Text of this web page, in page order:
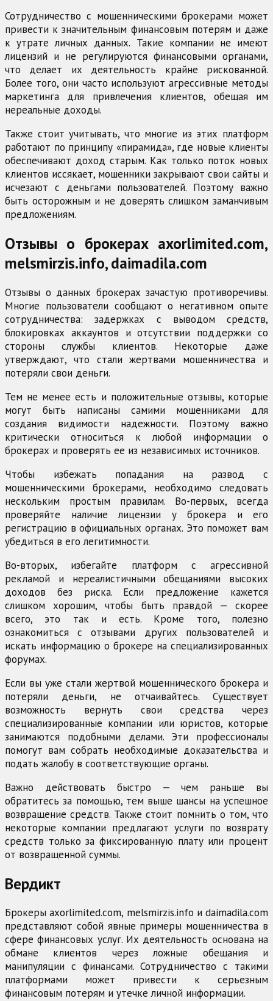
Сотрудничество с мошенническими брокерами может
привести к значительным финансовым потерям и даже
к утрате личных данных. Такие компании не имеют
лицензий и не регулируются финансовыми органами,
что делает их деятельность крайне рискованной.
Более того, они часто используют агрессивные методы
маркетинга для привлечения клиентов, обещая им
нереальные доходы.
Также стоит учитывать, что многие из этих платформ
работают по принципу «пирамида», где новые клиенты
обеспечивают доход старым. Как только поток новых
клиентов иссякает, мошенники закрывают свои сайты и
исчезают с деньгами пользователей. Поэтому важно
быть осторожным и не доверять слишком заманчивым
предложениям.
Отзывы о брокерах axorlimited.com,
melsmirzis.info, daimadila.com
Отзывы о данных брокерах зачастую противоречивы.
Многие пользователи сообщают о негативном опыте
сотрудничества: задержках с выводом средств,
блокировках аккаунтов и отсутствии поддержки со
стороны службы клиентов. Некоторые даже
утверждают, что стали жертвами мошенничества и
потеряли свои деньги.
Тем не менее есть и положительные отзывы, которые
могут быть написаны самими мошенниками для
создания видимости надежности. Поэтому важно
критически относиться к любой информации о
брокерах и проверять ее из независимых источников.
Чтобы избежать попадания на развод с
мошенническими брокерами, необходимо следовать
нескольким простым правилам. Во-первых, всегда
проверяйте наличие лицензии у брокера и его
регистрацию в официальных органах. Это поможет вам
убедиться в его легитимности.
Во-вторых, избегайте платформ с агрессивной
рекламой и нереалистичными обещаниями высоких
доходов без риска. Если предложение кажется
слишком хорошим, чтобы быть правдой — скорее
всего, это так и есть. Кроме того, полезно
ознакомиться с отзывами других пользователей и
искать информацию о брокере на специализированных
форумах.
Если вы уже стали жертвой мошеннического брокера и
потеряли деньги, не отчаивайтесь. Существует
возможность вернуть свои средства через
специализированные компании или юристов, которые
занимаются подобными делами. Эти профессионалы
помогут вам собрать необходимые доказательства и
подать жалобу в соответствующие органы.
Важно действовать быстро — чем раньше вы
обратитесь за помощью, тем выше шансы на успешное
возвращение средств. Также стоит помнить о том, что
некоторые компании предлагают услуги по возврату
средств только за фиксированную плату или процент
от возвращенной суммы.
Вердикт
Брокеры axorlimited.com, melsmirzis.info и daimadila.com
представляют собой явные примеры мошенничества в
сфере финансовых услуг. Их деятельность основана на
обмане клиентов через ложные обещания и
манипуляции с финансами. Сотрудничество с такими
платформами может привести к серьезным
финансовым потерям и утечке личной информации.